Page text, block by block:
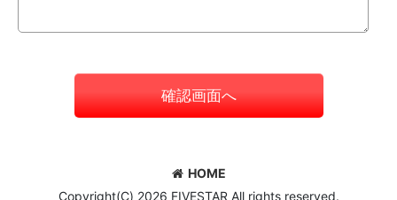
確認画面へ
HOME
Copyright(C) 2026 FIVESTAR All rights reserved.